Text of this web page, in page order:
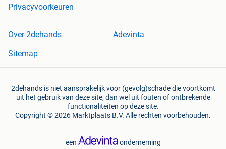
Privacyvoorkeuren
Over 2dehands
Adevinta
Sitemap
2dehands is niet aansprakelijk voor (gevolg)schade die voortkomt
uit het gebruik van deze site, dan wel uit fouten of ontbrekende
functionaliteiten op deze site.
Copyright © 2026 Marktplaats B.V. Alle rechten voorbehouden.
een onderneming